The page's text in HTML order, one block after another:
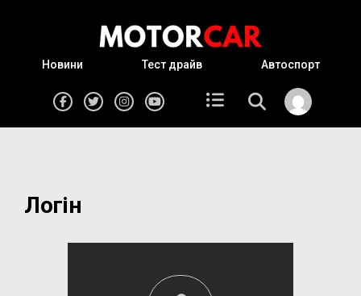
Новини Тест драйв Автоспорт
Логін